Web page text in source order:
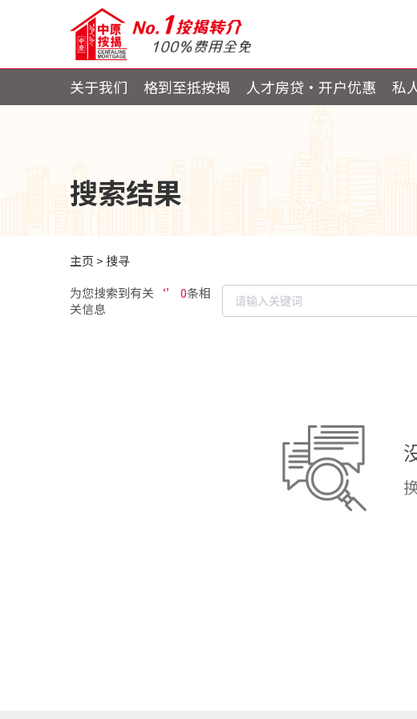
关于我们 格到至抵按揭 人才房贷・开户优惠 私
搜索结果
主页 > 搜寻
为您搜索到有关 ‘’ 0条相
关信息